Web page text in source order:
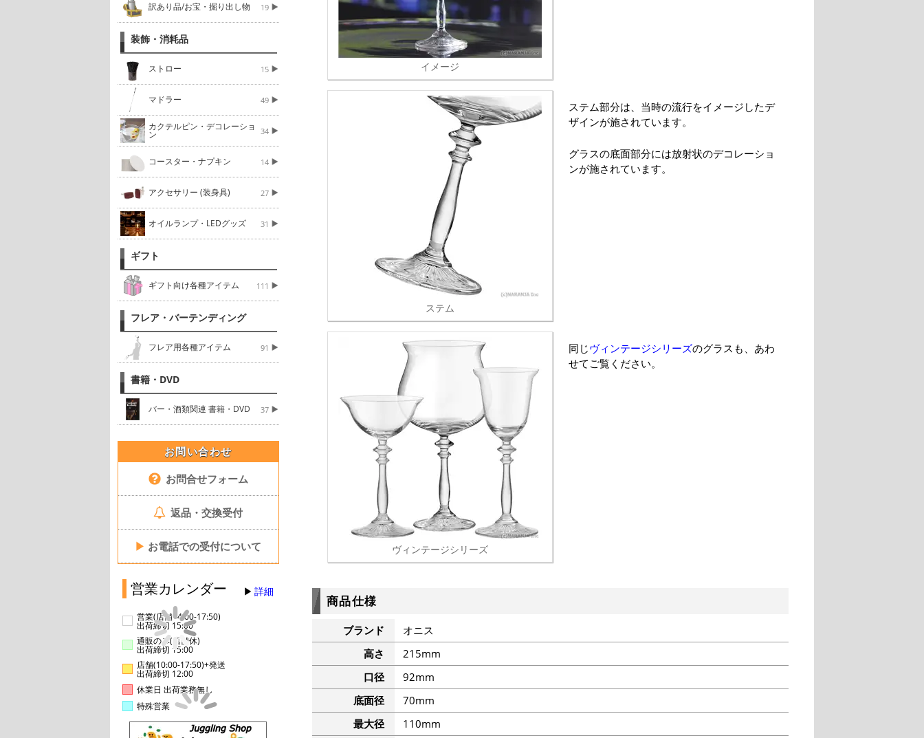
訳あり品/お宝・掘り出し物 19
装飾・消耗品
ストロー 15
マドラー 49
カクテルピン・デコレーショ
ン 34
コースター・ナプキン 14
アクセサリー (装身具) 27
オイルランプ・LEDグッズ 31
ギフト
ギフト向け各種アイテム 111
フレア・バーテンディング
フレア用各種アイテム 91
書籍・DVD
バー・酒類関連 書籍・DVD 37
お問い合わせ
お問合せフォーム
返品・交換受付
▶ お電話での受付について
営業カレンダー 詳細
営業(店舗14:00-17:50)
出荷締切 15:00
通販のみ(店舗休)
出荷締切 15:00
店舗(10:00-17:50)+発送
出荷締切 12:00
休業日 出荷業務無し
特殊営業
イメージ
ステム
ステム部分は、当時の流行をイメージしたデ
ザインが施されています。
グラスの底面部分には放射状のデコレーショ
ンが施されています。
ヴィンテージシリーズ
同じヴィンテージシリーズのグラスも、あわ
せてご覧ください。
商品仕様
ブランド
オニス
高さ
215mm
口径
92mm
底面径
70mm
最大径
110mm